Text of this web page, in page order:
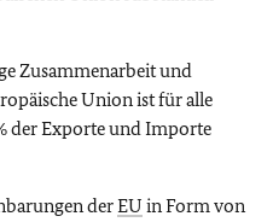
Zusammenarbeit und
Union ist für alle
der Exporte und Importe
derEU in Form von